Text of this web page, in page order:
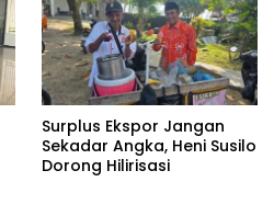
Surplus Ekspor Jangan
Sekadar Angka, Heni Susilo
Dorong Hilirisasi